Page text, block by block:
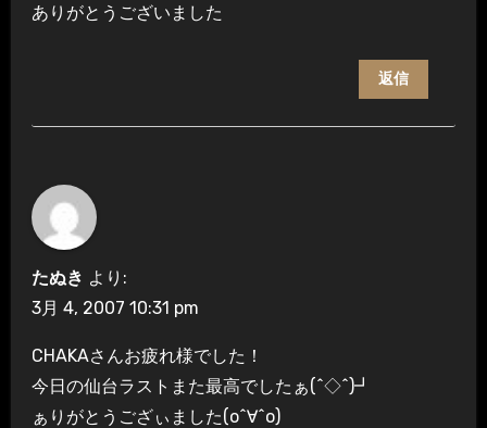
ありがとうございました
返信
たぬき より:
3月 4, 2007 10:31 pm
CHAKAさんお疲れ様でした！
今日の仙台ラストまた最高でしたぁ(^◇^)┛
ぁりがとうござぃました(o^∀^o)